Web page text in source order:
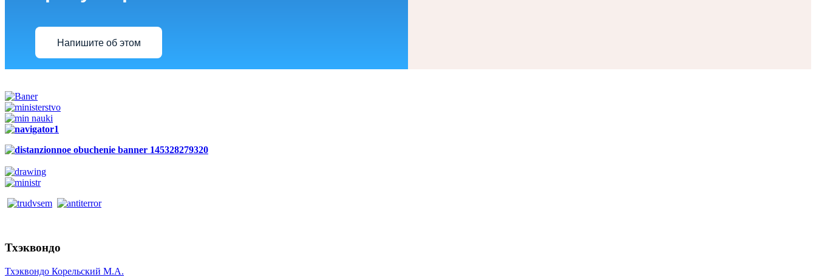
Напишите об этом
Тхэквондо
Тхэквондо Корельский М.А.